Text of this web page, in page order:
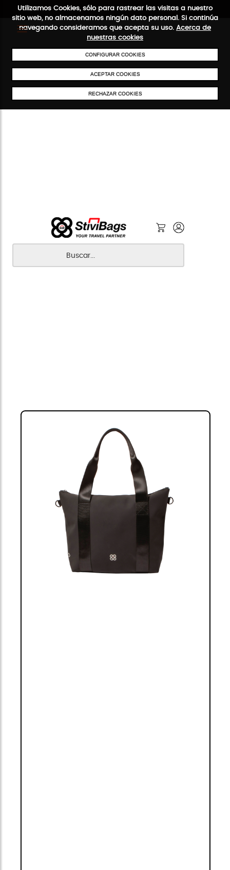
Utilizamos Cookies, sólo para rastrear las visitas a nuestro
sitio web, no almacenamos ningún dato personal. Si continúa
navegando consideramos que acepta su uso. Acerca de
nuestras cookies
CONFIGURAR COOKIES
ACEPTAR COOKIES
RECHAZAR COOKIES
ENVÍOS GRATIS A PARTIR DE 50 €PAGO SEGURO